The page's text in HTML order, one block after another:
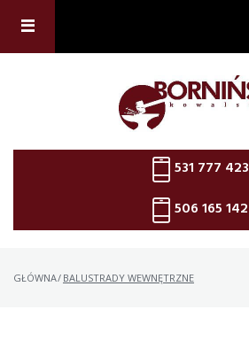
content
531 777 423
506 165 142
GŁÓWNA/ BALUSTRADY WEWNĘTRZNE